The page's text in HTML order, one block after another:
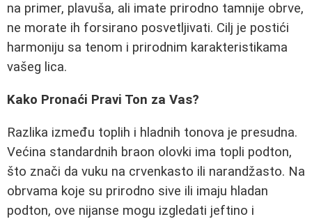
na primer, plavuša, ali imate prirodno tamnije obrve,
ne morate ih forsirano posvetljivati. Cilj je postići
harmoniju sa tenom i prirodnim karakteristikama
vašeg lica.
Kako Pronaći Pravi Ton za Vas?
Razlika između toplih i hladnih tonova je presudna.
Većina standardnih braon olovki ima topli podton,
što znači da vuku na crvenkasto ili narandžasto. Na
obrvama koje su prirodno sive ili imaju hladan
podton, ove nijanse mogu izgledati jeftino i